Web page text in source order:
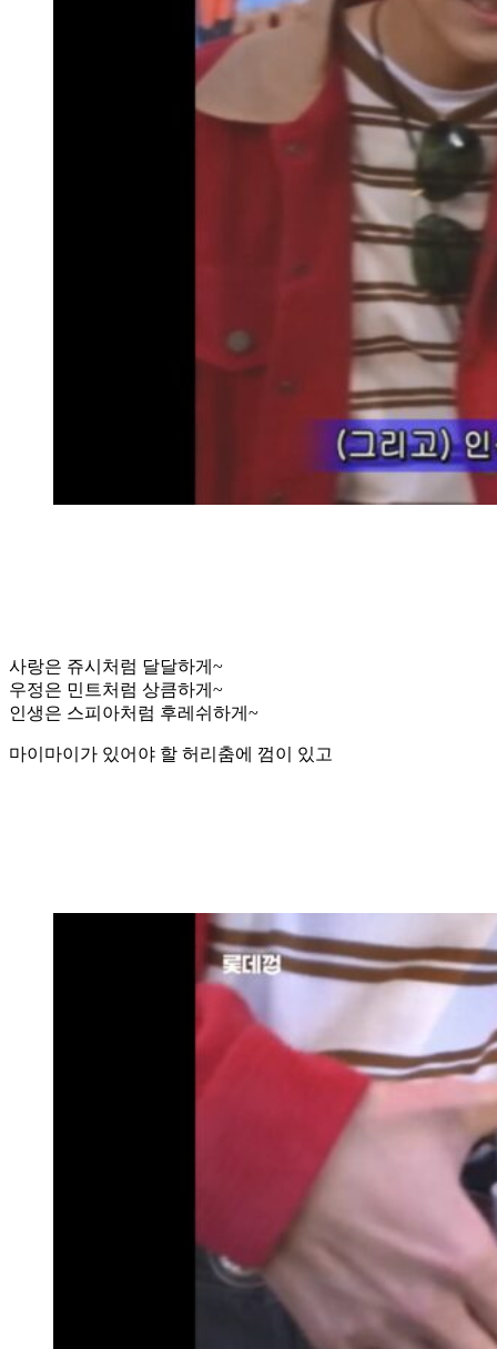
사랑은 쥬시처럼 달달하게~
우정은 민트처럼 상큼하게~
인생은 스피아처럼 후레쉬하게~
마이마이가 있어야 할 허리춤에 껌이 있고